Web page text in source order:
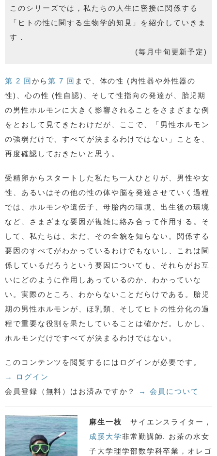
このシリーズでは，私たちの人生に密接に関係する
「ヒトの性に関する生物学的知見」を紹介していきま
す．
(毎月中旬更新予定)
第 2 回 から第 7 回 まで、体の性 (内性器や外性器の
性)、心の性 (性自認)、そして性指向の発達が、胎児期
の男性ホルモンに大きく影響されることをさまざまな例
をとおして見てきたわけだが、ここで、「男性ホルモン
の強弱だけで、すべてが決まるわけではない」ことを、
再度確認しておきたいと思う。
受精卵からスタートした私たち一人ひとりが、男性や女
性、あるいはその他の性の体や脳を発達させていく過程
では、ホルモンや遺伝子、母胎内の環境、出生後の環境
など、さまざまな要因が複雑に絡み合って作用する。そ
して、私たちは、未だ、その全貌を知らない。関係する
要因のすべてがわかっているわけでもないし、これは関
係しているだろうという要因についても、それらがお互
いにどのように作用しあっているのか、わかっていな
い。実際のところ、わからないことだらけである。胎児
期の男性ホルモンが、ほ乳類、そしてヒトの性分化の過
程で重要な役割を果たしていることは確かだ。しかし、
ホルモンだけですべてが決まるわけではない。
このコンテンツを閲覧するにはログインが必要です。
→ ログイン
会員登録（無料）はお済みですか？
→ 会員について
麻生一枝 サイエンスライター，
成蹊大学非常勤講師. お茶の水女
子大学理学部数学科卒業，オレゴ